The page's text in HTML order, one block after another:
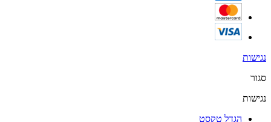
נגישות
סגור
נגישות
הגדל טקסט